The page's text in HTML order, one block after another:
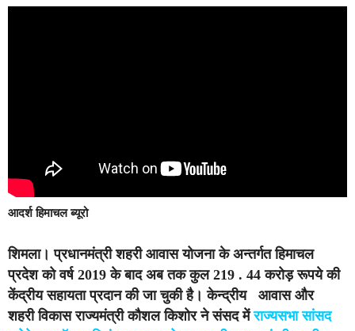
आदर्श हिमाचल ब्यूरो
शिमला। प्रधानमंत्री शहरी आवास योजना के अन्तर्गत हिमाचल
प्रदेश को वर्ष 2019 के बाद अब तक कुल 219 . 44 करोड़ रूपये की
केंद्रीय सहायता प्रदान की जा चुकी है। केन्द्रीय आवास और
शहरी विकास राज्यमंत्री कौशल किशोर ने संसद मेंराज्यसभा सांसद